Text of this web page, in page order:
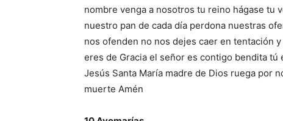
nombre venga a nosotros tu reino hágase tu
nuestro pan de cada día perdona nuestras
nos ofenden no nos dejes caer en tentación
eres de Gracia el señor es contigo bendita
Jesús Santa María madre de Dios ruega por
muerte Amén